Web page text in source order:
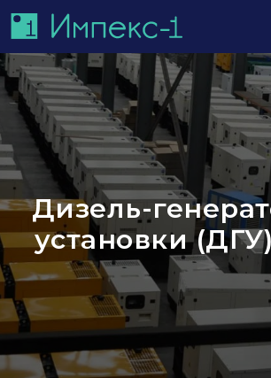
Дизель-
установки